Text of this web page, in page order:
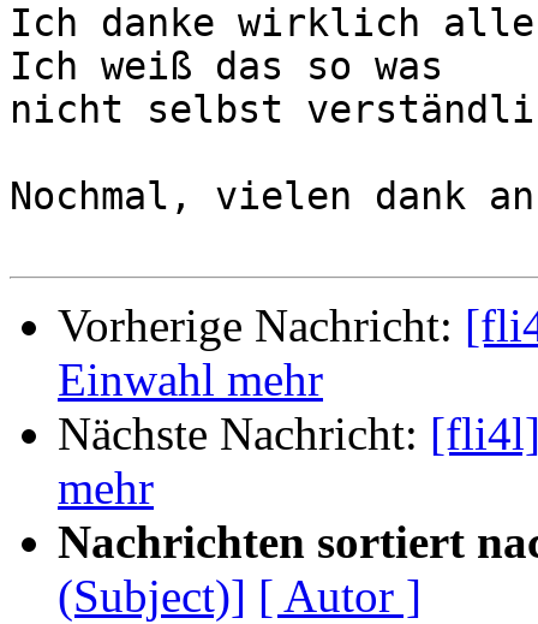
Ich danke wirklich
Ich weiß das so was
nicht selbst
Nochmal, vielen dank
Vorherige Nachricht:
Einwahl mehr
Nächste Nachricht: [fli4l]
mehr
Nachrichten sortiert
(Subject)] [ Autor ]